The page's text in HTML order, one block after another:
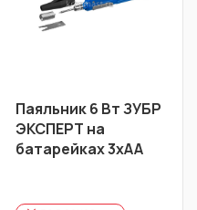
Паяльник 6 Вт ЗУБР
ЭКСПЕРТ на
батарейках 3хАА